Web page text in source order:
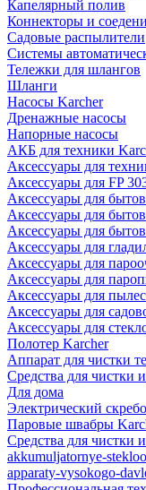
Капелярный полив
Коннекторы и
Садовые распылители
Системы
Тележки для шлангов
Шланги
Насосы Karcher
Дренажные насосы
Напорные насосы
АКБ для техники
Аксессуары для
Аксессуары для FP
Аксессуары для
Аксессуары для
Аксессуары для
Аксессуары для
Аксессуары для
Аксессуары для
Аксессуары для
Аксессуары для
Аксессуары для
Полотер Karcher
Аппарат для чистки
Средства для чистки
Для дома
Электрический
Паровые швабры
Средства для чистки
akkumuljatornye-
apparaty-vysokogo-